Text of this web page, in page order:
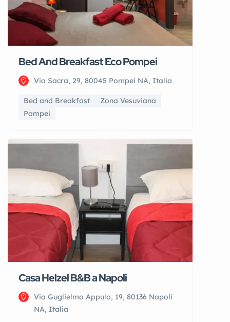
Bed And Breakfast Eco Pompei
Via Sacra, 29, 80045 Pompei NA, Italia
Bed and Breakfast
Zona Vesuviana
Pompei
Casa Helzel B&B a Napoli
Via Guglielmo Appulo, 19, 80136 Napoli
NA, Italia